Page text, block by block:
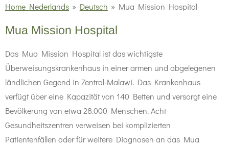
Home Nederlands » Deutsch » Mua Mission Hospital
Mua Mission Hospital
Das Mua Mission Hospital ist das wichtigste
Überweisungskrankenhaus in einer armen und abgelegenen
ländlichen Gegend in Zentral-Malawi. Das Krankenhaus
verfügt über eine Kapazität von 140 Betten und versorgt eine
Bevölkerung von etwa 28.000 Menschen. Acht
Gesundheitszentren verweisen bei komplizierten
Patientenfällen oder für weitere Diagnosen an das Mua